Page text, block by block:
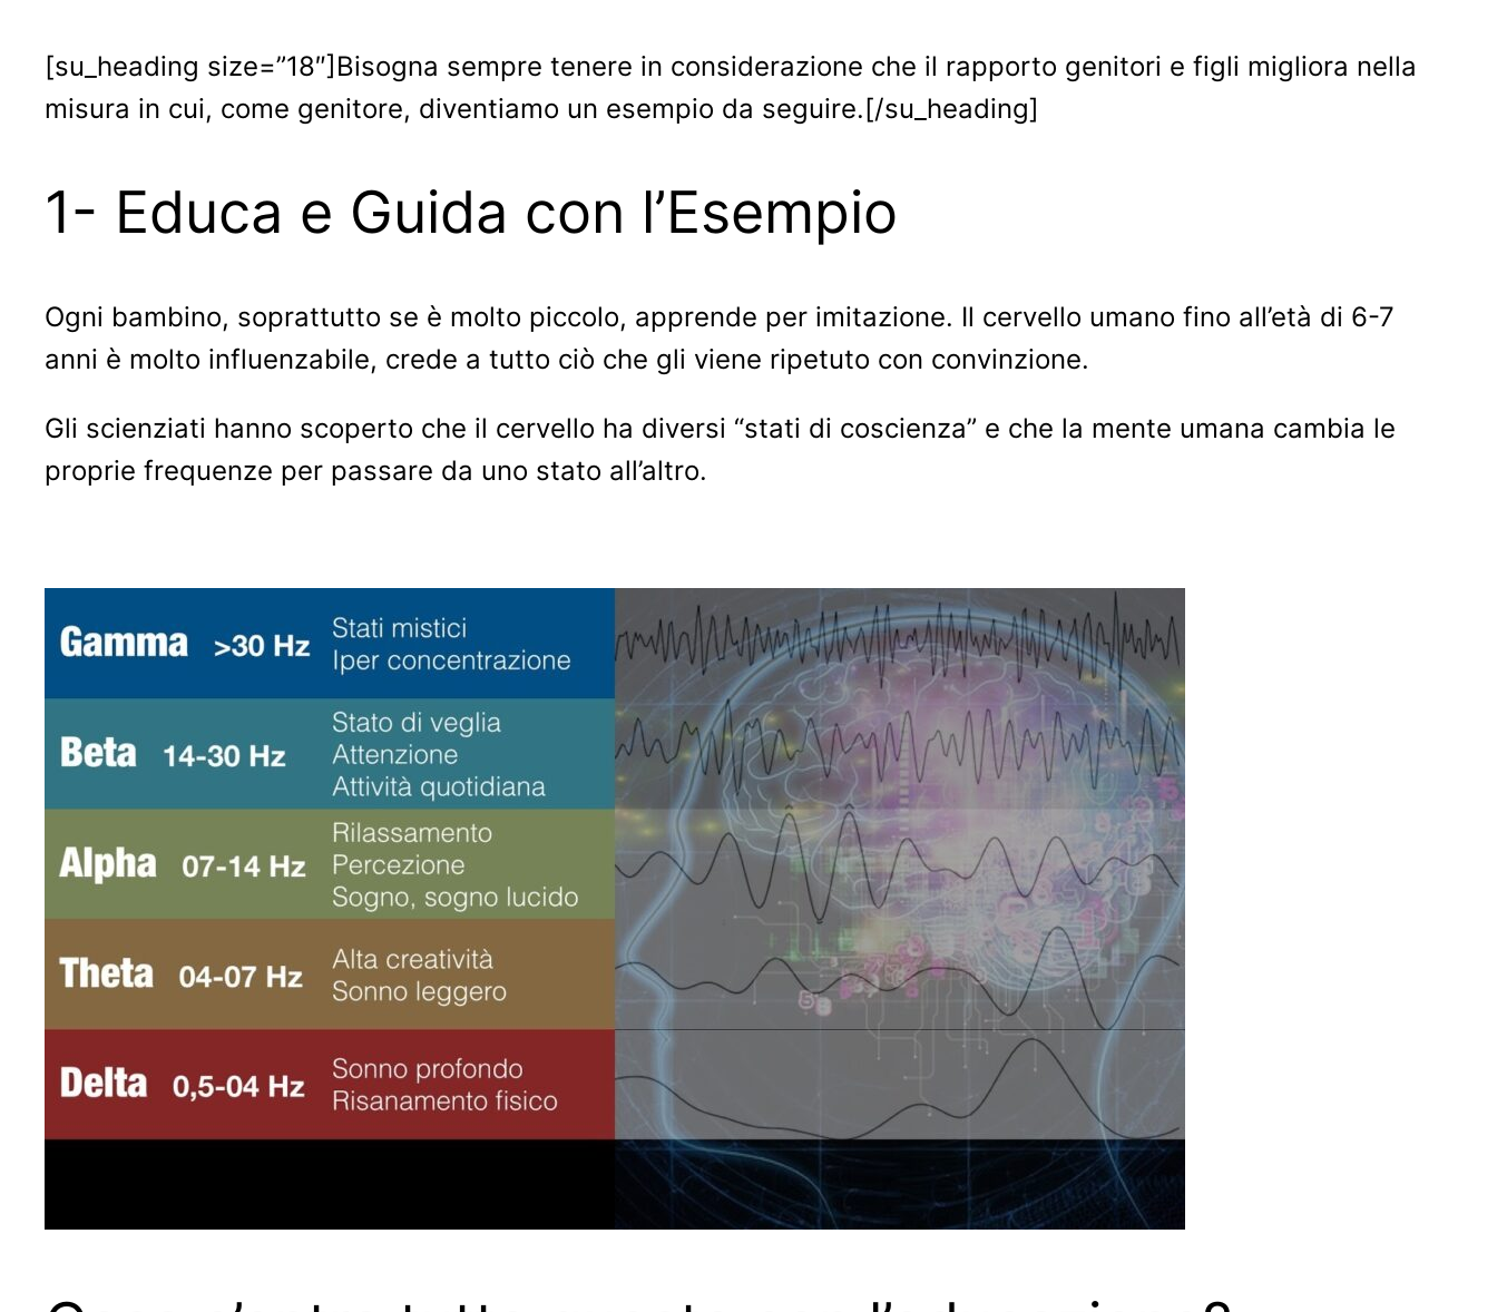
[su_heading size=”18″]Bisogna sempre tenere in considerazione che il rapporto genitori e figli migliora nella
misura in cui, come genitore, diventiamo un esempio da seguire.[/su_heading]
1- Educa e Guida con l’Esempio
Ogni bambino, soprattutto se è molto piccolo, apprende per imitazione. Il cervello umano fino all’età di 6-7
anni è molto influenzabile, crede a tutto ciò che gli viene ripetuto con convinzione.
Gli scienziati hanno scoperto che il cervello ha diversi “stati di coscienza” e che la mente umana cambia le
proprie frequenze per passare da uno stato all’altro.